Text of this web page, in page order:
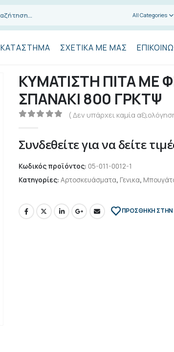
All Categories
ΚΑΤΆΣΤΗΜΑ ΣΧΕΤΙΚΆ ΜΕ ΜΑΣ
ΚΥΜΑΤΙΣΤΗ ΠΙΤΑ ΜΕ
ΣΠΑΝΑΚΙ 800 ΓΡΚΤΨ
( Δεν υπάρχει καμία
Συνδεθείτε για να δείτε
Κωδικός προϊόντος: 05-011-0012-1
Κατηγορίες: Αρτοσκευάσματα, Γενικα,
ΠΡΌΣΘΉΚΗ ΣΤΗΝ